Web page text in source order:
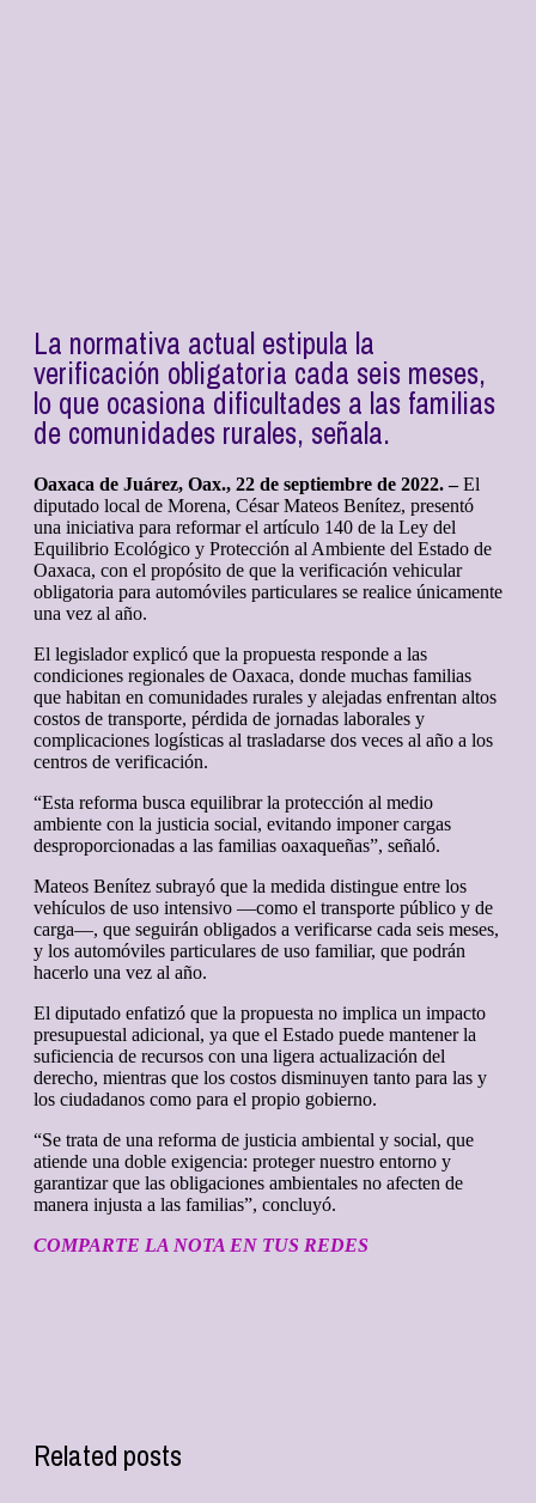
La normativa actual estipula la
verificación obligatoria cada seis meses,
lo que ocasiona dificultades a las familias
de comunidades rurales, señala.
Oaxaca de Juárez, Oax., 22 de septiembre de 2022. –El
diputado local de Morena, César Mateos Benítez, presentó
una iniciativa para reformar el artículo 140 de la Ley del
Equilibrio Ecológico y Protección al Ambiente del Estado de
Oaxaca, con el propósito de que la verificación vehicular
obligatoria para automóviles particulares se realice únicamente
una vez al año.
El legislador explicó que la propuesta responde a las
condiciones regionales de Oaxaca, donde muchas familias
que habitan en comunidades rurales y alejadas enfrentan altos
costos de transporte, pérdida de jornadas laborales y
complicaciones logísticas al trasladarse dos veces al año a los
centros de verificación.
“Esta reforma busca equilibrar la protección al medio
ambiente con la justicia social, evitando imponer cargas
desproporcionadas a las familias oaxaqueñas”, señaló.
Mateos Benítez subrayó que la medida distingue entre los
vehículos de uso intensivo —como el transporte público y de
carga—, que seguirán obligados a verificarse cada seis meses,
y los automóviles particulares de uso familiar, que podrán
hacerlo una vez al año.
El diputado enfatizó que la propuesta no implica un impacto
presupuestal adicional, ya que el Estado puede mantener la
suficiencia de recursos con una ligera actualización del
derecho, mientras que los costos disminuyen tanto para las y
los ciudadanos como para el propio gobierno.
“Se trata de una reforma de justicia ambiental y social, que
atiende una doble exigencia: proteger nuestro entorno y
garantizar que las obligaciones ambientales no afecten de
manera injusta a las familias”, concluyó.
COMPARTE LA NOTA EN TUS REDES
Related posts